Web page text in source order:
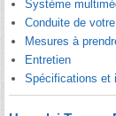
Système
Conduite de
Mesures à
Entretien
Spécifications et